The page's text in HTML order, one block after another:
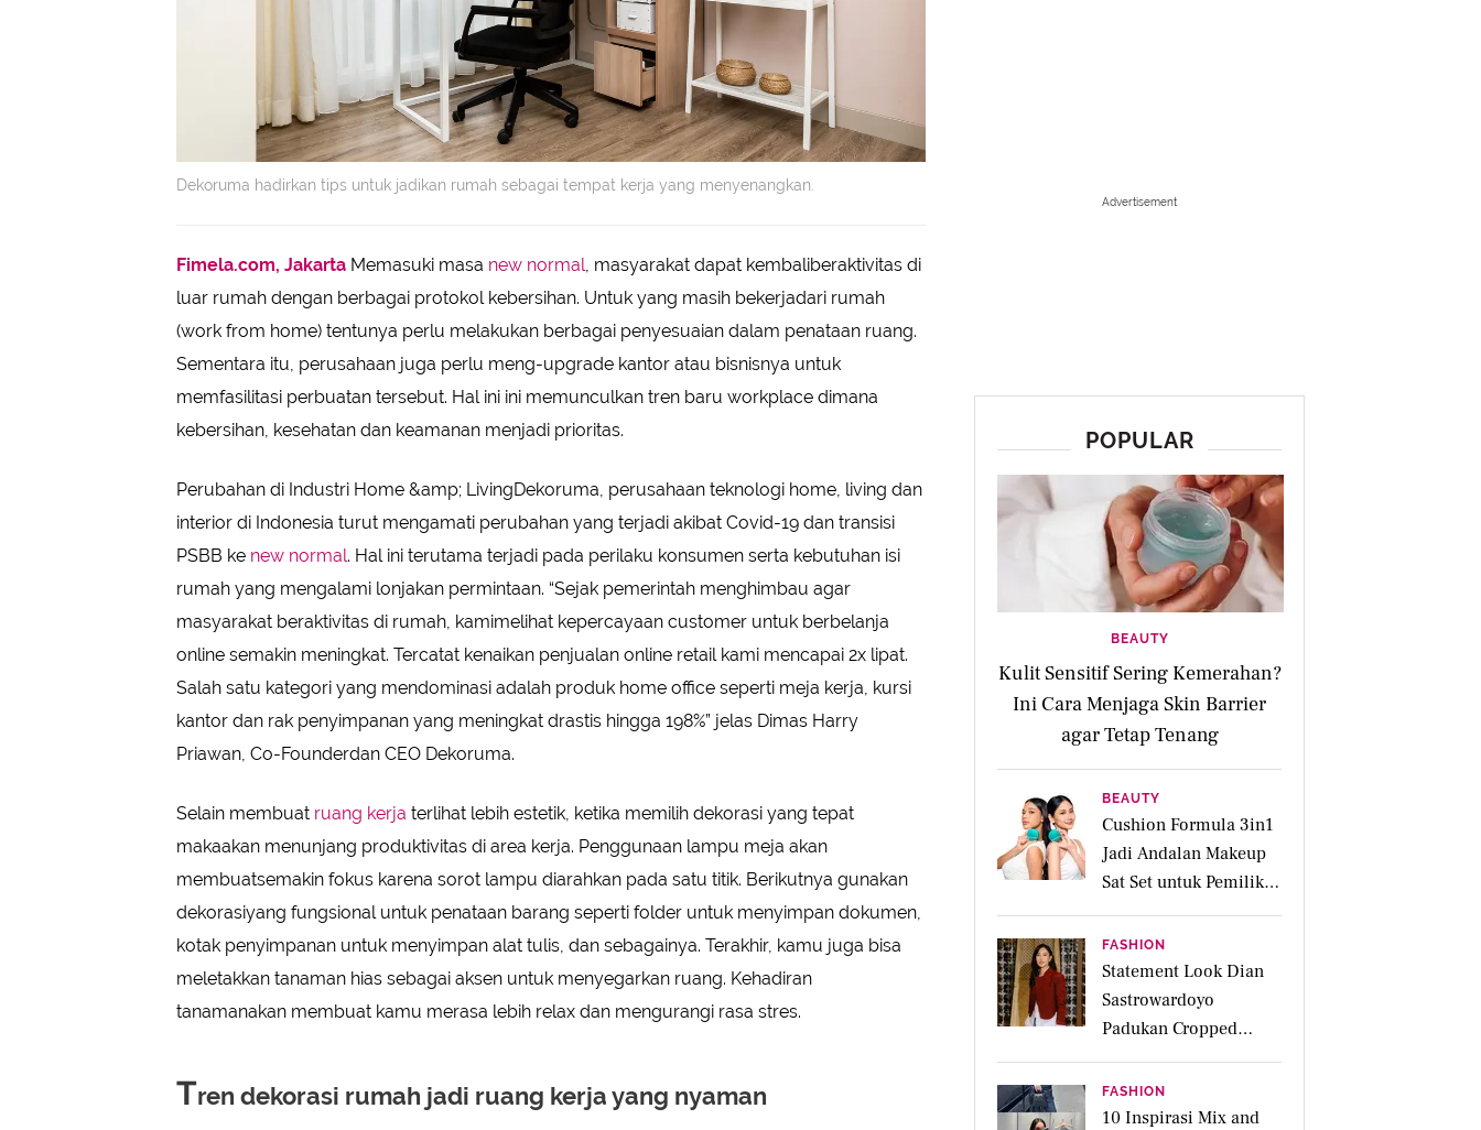
Dekoruma hadirkan tips untuk jadikan rumah sebagai tempat kerja yang menyenangkan.
Fimela.com, Jakarta Memasuki masa new normal , masyarakat dapat kembaliberaktivitas di
luar rumah dengan berbagai protokol kebersihan. Untuk yang masih bekerjadari rumah
(work from home) tentunya perlu melakukan berbagai penyesuaian dalam penataan ruang.
Sementara itu, perusahaan juga perlu meng-upgrade kantor atau bisnisnya untuk
memfasilitasi perbuatan tersebut. Hal ini ini memunculkan tren baru workplace dimana
kebersihan, kesehatan dan keamanan menjadi prioritas.
Perubahan di Industri Home &amp; LivingDekoruma, perusahaan teknologi home, living dan
interior di Indonesia turut mengamati perubahan yang terjadi akibat Covid-19 dan transisi
PSBB ke new normal. Hal ini terutama terjadi pada perilaku konsumen serta kebutuhan isi
rumah yang mengalami lonjakan permintaan. “Sejak pemerintah menghimbau agar
masyarakat beraktivitas di rumah, kamimelihat kepercayaan customer untuk berbelanja
online semakin meningkat. Tercatat kenaikan penjualan online retail kami mencapai 2x lipat.
Salah satu kategori yang mendominasi adalah produk home office seperti meja kerja, kursi
kantor dan rak penyimpanan yang meningkat drastis hingga 198%” jelas Dimas Harry
Priawan, Co-Founderdan CEO Dekoruma.
Selain membuat ruang kerja terlihat lebih estetik, ketika memilih dekorasi yang tepat
makaakan menunjang produktivitas di area kerja. Penggunaan lampu meja akan
membuatsemakin fokus karena sorot lampu diarahkan pada satu titik. Berikutnya gunakan
dekorasiyang fungsional untuk penataan barang seperti folder untuk menyimpan dokumen,
kotak penyimpanan untuk menyimpan alat tulis, dan sebagainya. Terakhir, kamu juga bisa
meletakkan tanaman hias sebagai aksen untuk menyegarkan ruang. Kehadiran
tanamanakan membuat kamu merasa lebih relax dan mengurangi rasa stres.
Tren dekorasi rumah jadi ruang kerja yang nyaman
Advertisement
POPULAR
BEAUTY
Kulit Sensitif Sering Kemerahan?
Ini Cara Menjaga Skin Barrier
agar Tetap Tenang
BEAUTY
Cushion Formula 3in1
Jadi Andalan Makeup
Sat Set untuk Pemilik
Kulit Acne Prone
FASHION
Statement Look Dian
Sastrowardoyo
Padukan Cropped
Beskap dan Ripped
Jeans, Hadirkan Pesona
Kartini yang Edgy
FASHION
10 Inspirasi Mix and